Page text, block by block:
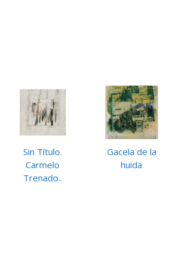
Sin Título.
Carmelo
Trenado..
Gacela de la
huida